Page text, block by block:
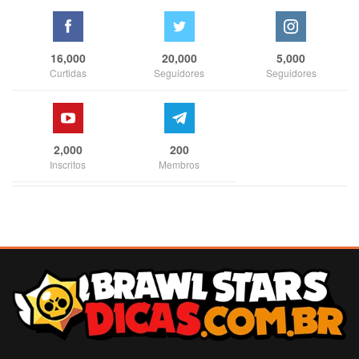
16,000
Curtidas
20,000
Seguidores
5,000
Seguidores
2,000
Inscritos
200
Membros